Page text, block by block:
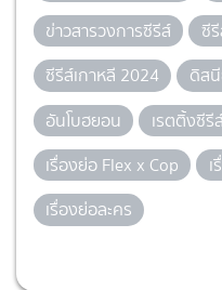
ข่าวสารวงการซีรีส์
ซี
ซีรีส์เกาหลี 2024
ดิส
อันโบฮยอน
เรตติ้งซีรี
เรื่องย่อ Flex x Cop
เรื่องย่อละคร